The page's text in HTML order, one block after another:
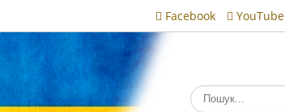
Facebook YouTube